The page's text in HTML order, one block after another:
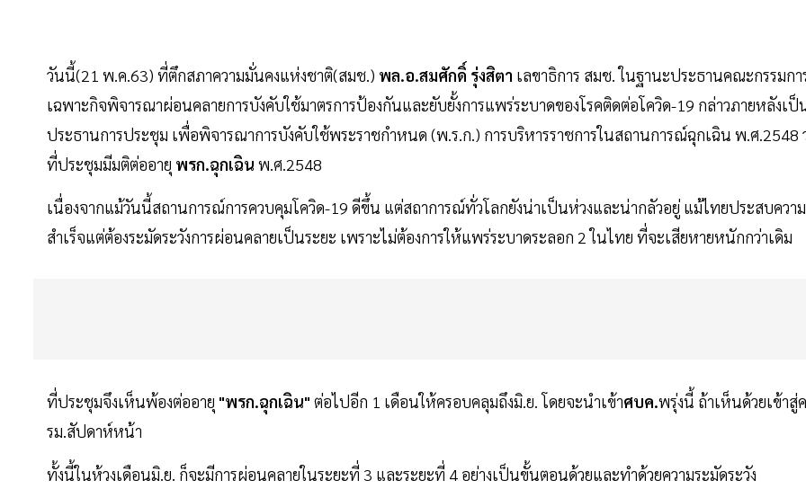
วันนี้(21 พ.ค.63) ที่ตึกสภาความมั่นคงแห่งชาติ(สมช.) พล.อ.สมศักดิ์ รุ่งสิตา เลขาธิการ สมช. ในฐานะประธานคณะกรรมกา
เฉพาะกิจพิจารณาผ่อนคลายการบังคับใช้มาตรการป้องกันและยับยั้งการแพร่ระบาดของโรคติดต่อโควิด-19 กล่าวภายหลังเป็
ประธานการประชุม เพื่อพิจารณาการบังคับใช้พระราชกำหนด (พ.ร.ก.) การบริหารราชการในสถานการณ์ฉุกเฉิน พ.ศ.2548
ที่ประชุมมีมติต่ออายุ พรก.ฉุกเฉิน พ.ศ.2548
เนื่องจากแม้วันนี้สถานการณ์การควบคุมโควิด-19 ดีขึ้น แต่สถาการณ์ทั่วโลกยังน่าเป็นห่วงและน่ากลัวอยู่ แม้ไทยประสบความ
สำเร็จแต่ต้องระมัดระวังการผ่อนคลายเป็นระยะ เพราะไม่ต้องการให้แพร่ระบาดระลอก 2 ในไทย ที่จะเสียหายหนักกว่าเดิม
ที่ประชุมจึงเห็นพ้องต่ออายุ "พรก.ฉุกเฉิน" ต่อไปอีก 1 เดือนให้ครอบคลุมถึงมิ.ย. โดยจะนำเข้าศบค.พรุ่งนี้ ถ้าเห็นด้วยเข้าสู่ค
รม.สัปดาห์หน้า
ทั้งนี้ในห้วงเดือนมิ.ย. ก็จะมีการผ่อนคลายในระยะที่ 3 และระยะที่ 4 อย่างเป็นขั้นตอนด้วยและทำด้วยความระมัดระวัง